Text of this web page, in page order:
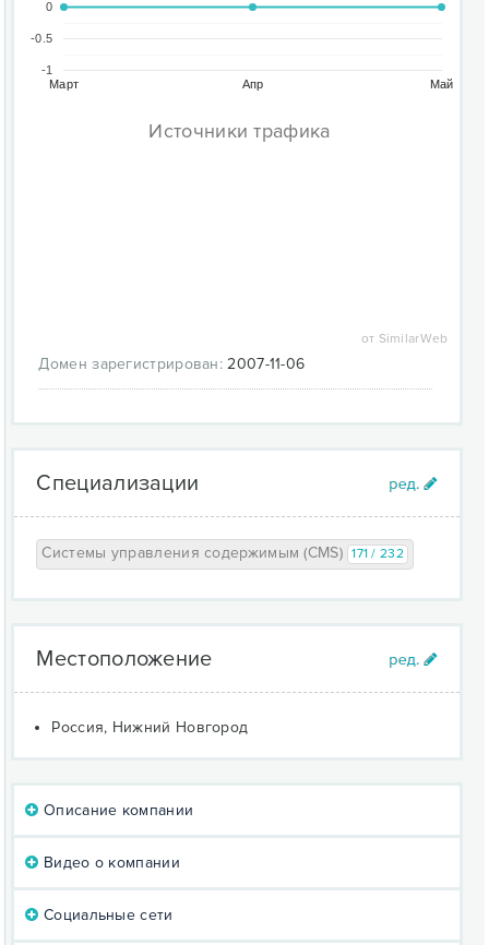
Март Апр Май
-1
-0.5
0
Источники трафика
от SimilarWeb
Домен зарегистрирован: 2007-11-06
Специализации
Системы управления содержимым (CMS) 171 / 232
Местоположение
Россия, Нижний Новгород
Описание компании
Видео о компании
Социальные сети